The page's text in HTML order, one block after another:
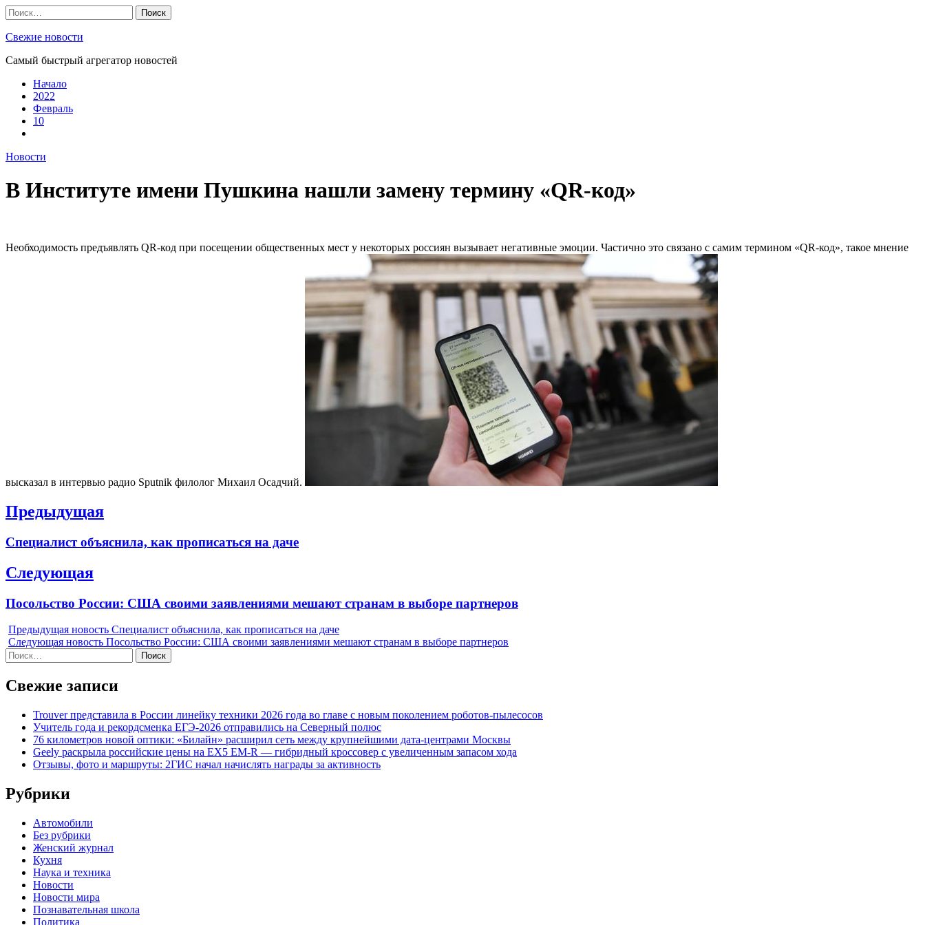
Skip
to
content
Найти:
Свежие новости
Самый быстрый агрегатор новостей
Начало
2022
Февраль
10
Новости
В Институте имени Пушкина нашли замену термину «QR-код»
Необходимость предъявлять QR-код при посещении общественных мест у некоторых россиян вызывает негативные эмоции. Частично это связано с самим термином «QR-код», такое мнение
высказал в интервью радио Sputnik филолог Михаил Осадчий.
Навигация
записям
Предыдущая
Previous
Специалист объяснила, как прописаться на даче
Следующая
Next
Посольство России: США своими заявлениями мешают странам в выборе партнеров
Предыдущая новость Специалист объяснила, как прописаться на даче
Следующая новость Посольство России: США своими заявлениями мешают странам в выборе партнеров
Найти:
Свежие записи
Trouver представила в России линейку техники 2026 года во главе с новым поколением роботов-пылесосов
Учитель года и рекордсменка ЕГЭ-2026 отправились на Северный полюс
76 километров новой оптики: «Билайн» расширил сеть между крупнейшими дата-центрами Москвы
Geely раскрыла российские цены на EX5 EM-R — гибридный кроссовер с увеличенным запасом хода
Отзывы, фото и маршруты: 2ГИС начал начислять награды за активность
Рубрики
Автомобили
Без рубрики
Женский журнал
Кухня
Наука и техника
Новости
Новости мира
Познавательная школа
Политика